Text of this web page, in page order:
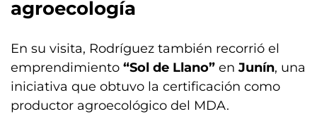
agroecología
En su visita, Rodríguez también recorrió el
emprendimiento “Sol de Llano” en Junín, una
iniciativa que obtuvo la certificación como
productor agroecológico del MDA.